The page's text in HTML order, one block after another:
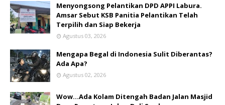
Menyongsong Pelantikan DPD APPI Labura.
Amsar Sebut KSB Panitia Pelantikan Telah
Terpilih dan Siap Bekerja
Agustus 03, 2026
Mengapa Begal di Indonesia Sulit Diberantas?
Ada Apa?
Agustus 02, 2026
Wow...Ada Kolam Ditengah Badan Jalan Masjid